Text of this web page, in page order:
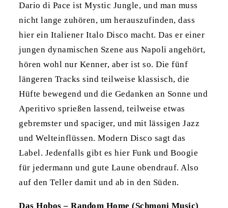
Dario di Pace ist Mystic Jungle, und man muss
nicht lange zuhören, um herauszufinden, dass
hier ein Italiener Italo Disco macht. Das er einer
jungen dynamischen Szene aus Napoli angehört,
hören wohl nur Kenner, aber ist so. Die fünf
längeren Tracks sind teilweise klassisch, die
Hüfte bewegend und die Gedanken an Sonne und
Aperitivo sprießen lassend, teilweise etwas
gebremster und spaciger, und mit lässigen Jazz
und Welteinflüssen. Modern Disco sagt das
Label. Jedenfalls gibt es hier Funk und Boogie
für jedermann und gute Laune obendrauf. Also
auf den Teller damit und ab in den Süden.
Das Hobos – Random Home (Schmoni Music)